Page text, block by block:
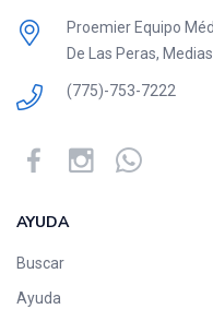
Proemier Equipo
De Las Peras,
(775)-753-7222
AYUDA
Buscar
Ayuda